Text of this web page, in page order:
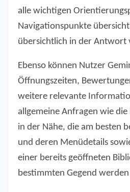
alle wichtigen
Navigationspunkte
übersichtlich in der Antwort
Ebenso können Nutzer
Öffnungszeiten,
weitere relevante
allgemeine Anfragen wie die
in der Nähe, die am besten
und deren Menüdetails
einer bereits geöffneten
bestimmten Gegend